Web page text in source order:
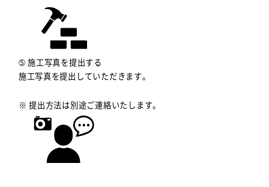
➄ 施工写真を提出する
施工写真を提出していただきます。
※ 提出方法は別途ご連絡いたします。